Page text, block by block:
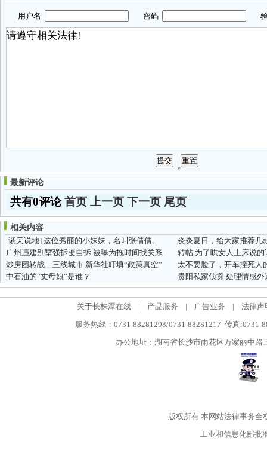
用户名 密码 验
最新评论
共有0评论首页 上一页 下一页 尾页
相关内容
[谈天说地] 这位秀丽的小妹妹，名叫张倩倩。
炎炎夏日，给大家推荐几
广州违建别墅强拆变自拆 被曝为拖时间找关系
转帖 为了哄女人上床说的
炒房团转战二三线城市 新华社吁填“政策真空”
中石油的“丈母娘”是谁？
贵阳私家侦探 处理情感外
关于长株潭在线 | 产品服务 | 广告业务 |
法律声
服务热线：0731-88281298/0731-88281217 传真:0731-
办公地址：湖南省长沙市雨花区万家丽中
版权所有本网站法律事务全
工业和信息化部批